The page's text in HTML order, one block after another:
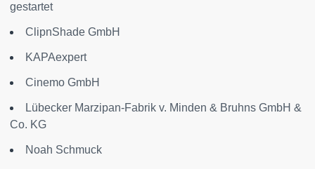
gestartet
ClipnShade GmbH
KAPAexpert
Cinemo GmbH
Lübecker Marzipan-Fabrik v. Minden & Bruhns GmbH &
Co. KG
Noah Schmuck